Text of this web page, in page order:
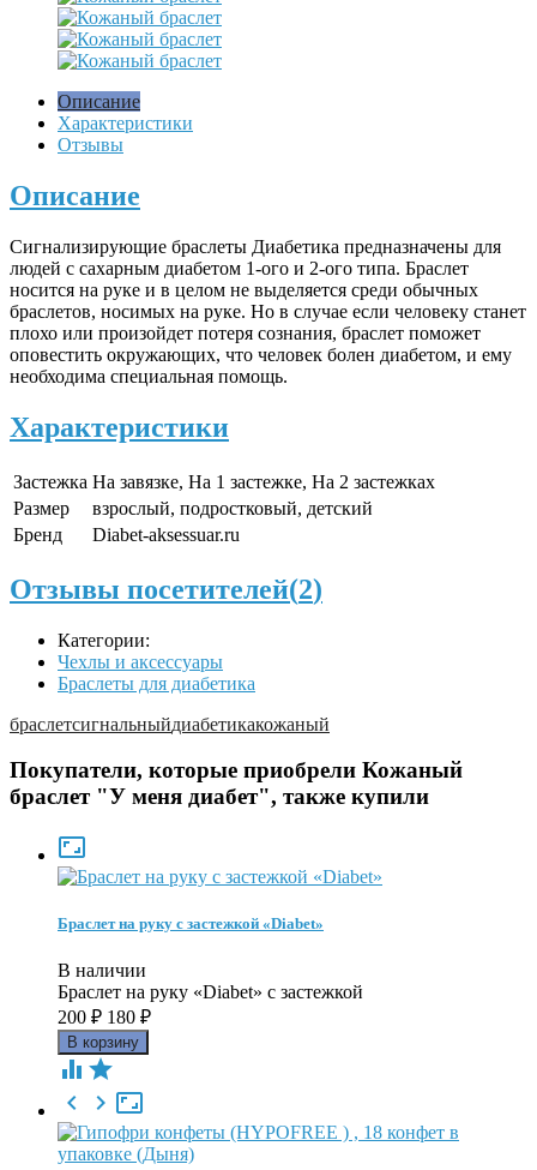
Описание
Характеристики
Отзывы
Описание
Сигнализирующие браслеты Диабетика предназначены для
людей с сахарным диабетом 1-ого и 2-ого типа. Браслет
носится на руке и в целом не выделяется среди обычных
браслетов, носимых на руке. Но в случае если человеку станет
плохо или произойдет потеря сознания, браслет поможет
оповестить окружающих, что человек болен диабетом, и ему
необходима специальная помощь.
Характеристики
Застежка На завязке, На 1 застежке, На 2 застежках
Размер
взрослый, подростковый, детский
Бренд
Diabet-aksessuar.ru
Отзывы посетителей(2)
Категории:
Чехлы и аксессуары
Браслеты для диабетика
браслетсигнальныйдиабетикакожаный
Покупатели, которые приобрели Кожаный
браслет "У меня диабет", также купили

Браслет на руку с застежкой «Diabet»
В наличии
​Браслет на руку «Diabet» с застежкой
200 ₽ 180 ₽
 

 